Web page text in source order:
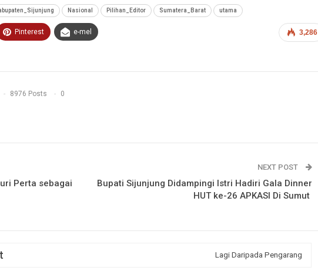
Nasional Pilihan_Editor Sumatera_Barat utama
3,286
Pinterest e-mel
8976 Posts 0
Perta sebagai
NEXT POST
Bupati Sijunjung Didampingi Istri Hadiri Gala Dinner
HUT ke-26 APKASI Di Sumut
Lagi Daripada Pengarang